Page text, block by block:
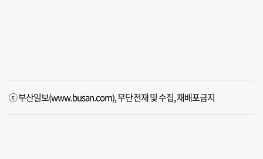
ⓒ 부산일보(www.busan.com), 무단전재 및 수집, 재배포금지